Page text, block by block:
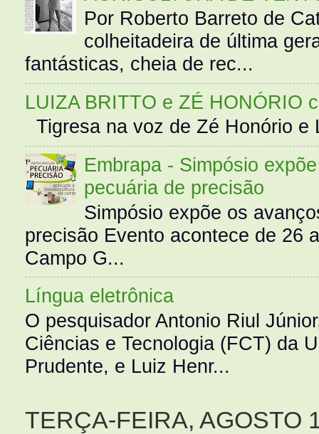
Por Roberto Barreto de
colheitadeira de última
fantásticas, cheia de rec...
LUIZA BRITTO e ZÉ HONÓRIO
Tigresa na voz de Zé Honório
Embrapa - Simpósio
pecuária de precisão
Simpósio expõe os
precisão Evento acontece de 26
Campo G...
Língua eletrônica
O pesquisador Antonio Riul
Ciências e Tecnologia (FCT) da
Prudente, e Luiz Henr...
TERÇA-FEIRA, AGOSTO